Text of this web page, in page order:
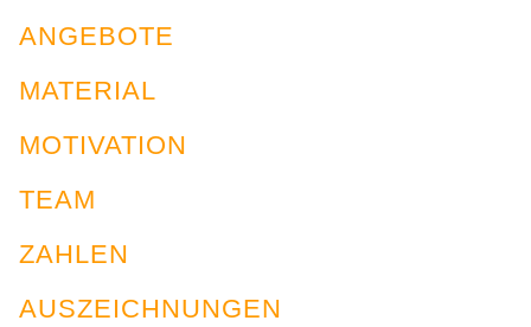
ANGEBOTE
MATERIAL
MOTIVATION
TEAM
ZAHLEN
AUSZEICHNUNGEN